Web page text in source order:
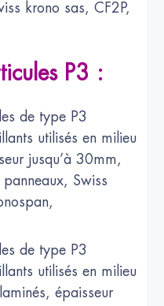
krono sas, CF2P,
P3 :
de type P3
utilisés en milieu
jusqu’à 30mm,
Swiss
de type P3
utilisés en milieu
épaisseur